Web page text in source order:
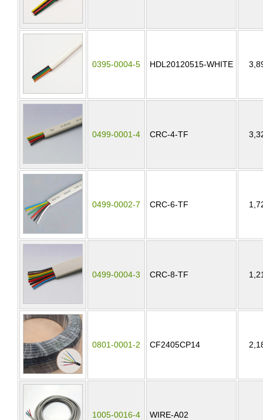
0395-0004-5 HDL20120515-WHITE
0499-0001-4 CRC-4-TF
0499-0002-7 CRC-6-TF
0499-0004-3 CRC-8-TF
0801-0001-2 CF2405CP14
1005-0016-4 WIRE-A02